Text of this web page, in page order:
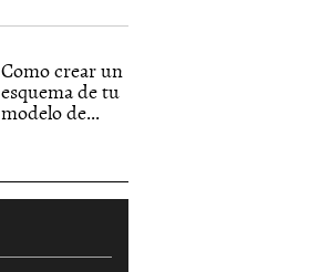
Como crear un
esquema de tu
modelo de...